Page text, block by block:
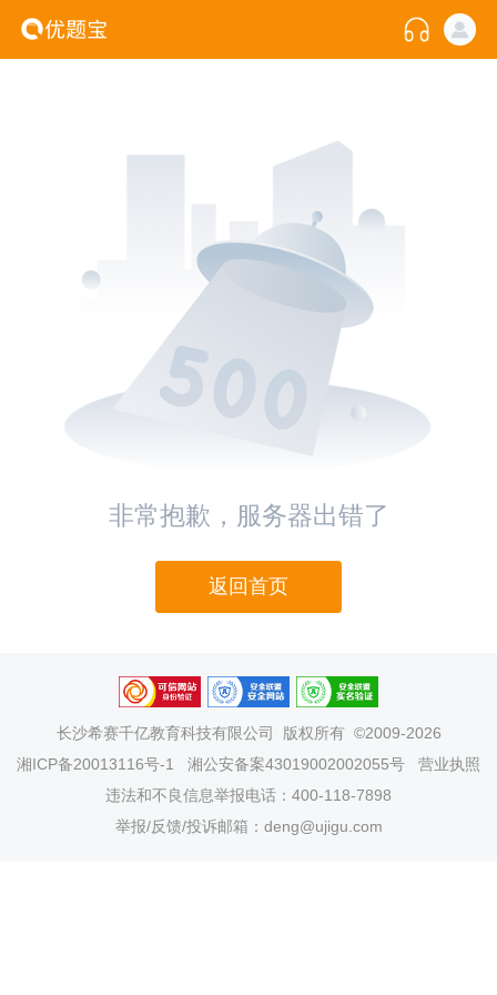
非常抱歉，服务器出错了
返回首页
长沙希赛千亿教育科技有限公司
版权所有 ©2009-2026
湘ICP备20013116号-1
湘公安备案43019002002055号
营业执照
违法和不良信息举报电话：400-118-7898
举报/反馈/投诉邮箱：deng@ujigu.com